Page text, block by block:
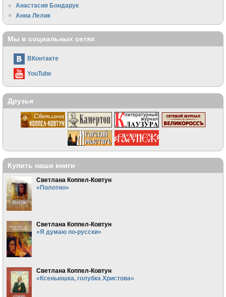
Анастасия Бондарук
Анна Лелик
Мы в социальных сетях
ВКонтакте
YouTube
Друзья
Купить наши книги
Светлана Коппел-Ковтун
«Полотно»
Светлана Коппел-Ковтун
«Я думаю по-русски»
Светлана Коппел-Ковтун
«Ксеньюшка, голубка Христова»